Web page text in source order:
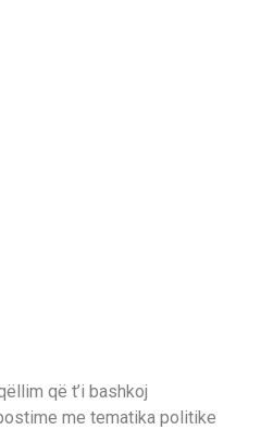
që t’i bashkoj
me tematika politike